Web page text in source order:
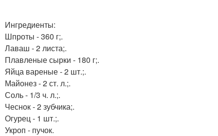
Ингредиенты:
Шпроты - 360 г;.
Лаваш - 2 листа;.
Плавленые сырки - 180 г;.
Яйца вареные - 2 шт.;.
Майонез - 2 ст. л.;.
Соль - 1/3 ч. л.;.
Чеснок - 2 зубчика;.
Огурец - 1 шт.;.
Укроп - пучок.